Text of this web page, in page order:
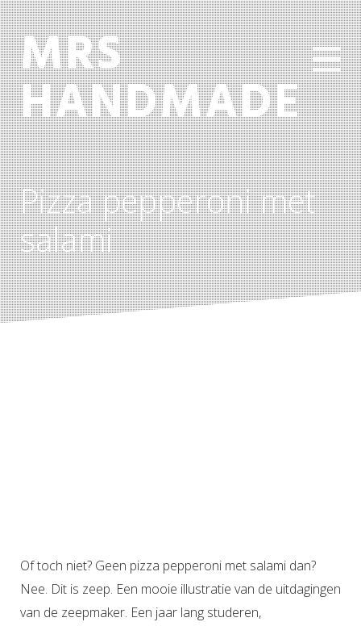
MRS
HANDMADE
Pizza pepperoni met
salami
Of toch niet? Geen pizza pepperoni met salami dan?
Nee. Dit is zeep. Een mooie illustratie van de uitdagingen
van de zeepmaker. Een jaar lang studeren,